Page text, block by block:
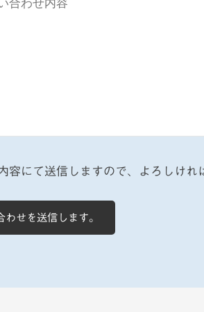
容にて送信しますので、よろしけれ